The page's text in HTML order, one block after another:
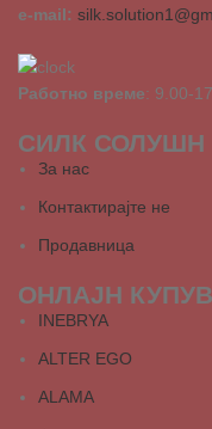
e-mail:
Работно време: 9.00-
СИЛК СОЛУШН
За нас
Контактирајте не
Продавница
ОНЛАЈН
INEBRYA
ALTER EGO
ALAMA